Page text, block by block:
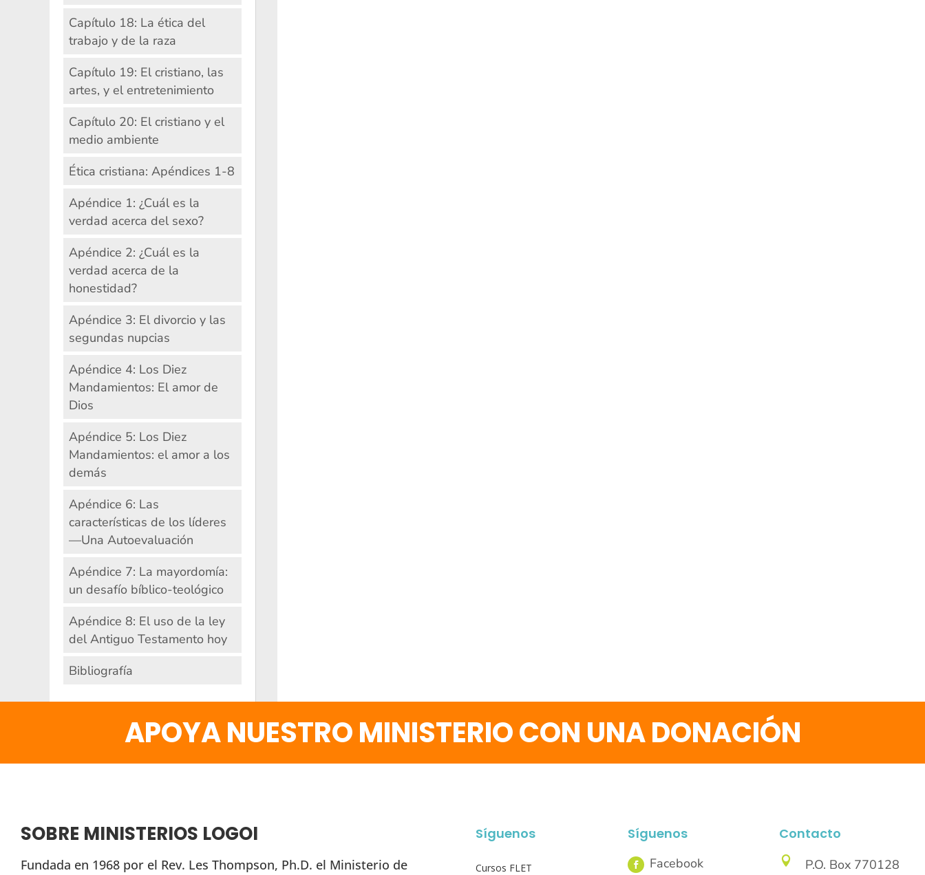
Capítulo 18: La ética del
trabajo y de la raza
Capítulo 19: El cristiano, las
artes, y el entretenimiento
Capítulo 20: El cristiano y el
medio ambiente
Ética cristiana: Apéndices 1-8
Apéndice 1: ¿Cuál es la
verdad acerca del sexo?
Apéndice 2: ¿Cuál es la
verdad acerca de la
honestidad?
Apéndice 3: El divorcio y las
segundas nupcias
Apéndice 4: Los Diez
Mandamientos: El amor de
Dios
Apéndice 5: Los Diez
Mandamientos: el amor a los
demás
Apéndice 6: Las
características de los líderes
—Una Autoevaluación
Apéndice 7: La mayordomía:
un desafío bíblico-teológico
Apéndice 8: El uso de la ley
del Antiguo Testamento hoy
Bibliografía
APOYA NUESTRO MINISTERIO CON UNA DONACIÓN
SOBRE MINISTERIOS LOGOI
Fundada en 1968 por el Rev. Les Thompson, Ph.D. el Ministerio de
Síguenos
Cursos FLET
Síguenos Contacto
 P.O. Box 770128